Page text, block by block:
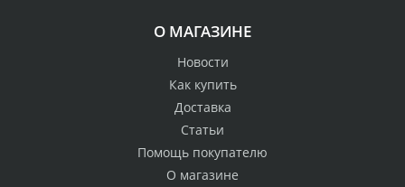
О МАГАЗИНЕ
Новости
Как купить
Доставка
Статьи
Помощь покупателю
О магазине